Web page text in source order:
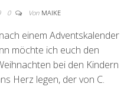
0 Von MAIKE
einem Adventskalender
möchte ich euch den
bei den Kindern
Herz legen, der von C.